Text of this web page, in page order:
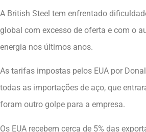
A British Steel tem enfrentado
global com excesso de oferta e com o
energia nos últimos anos.
As tarifas impostas pelos EUA por
todas as importações de aço, que
foram outro golpe para a empresa.
Os EUA recebem cerca de 5% das